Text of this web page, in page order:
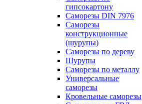
гипсокартону
Саморезы DIN 7976
Саморезы
конструкционные
(шурупы)
Саморезы по дереву
Шурупы
Саморезы по металлу
Универсальные
саморезы
Кровельные саморезы